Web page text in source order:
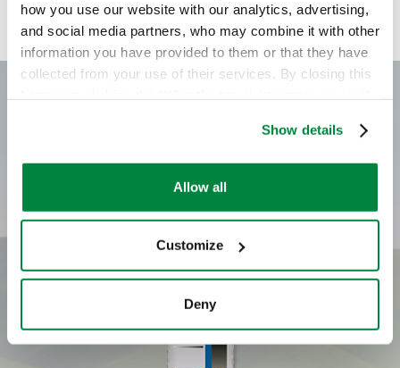
how you use our website with our analytics, advertising,
and social media partners, who may combine it with other
information you have provided to them or that they have
collected from your use of their services. By closing this
cookies or other strictly necessary tracking tools. For
more information, to manage your preferences, or to
exercise your rights under applicable privacy laws,
Show details
Allow all
Customize
Deny
Arbóreos
Cultivos extensivos
Fresal
Fresón
Hortícolas de hoja y de flor
Hortícolas de raíz, bulbo y tubérculo
Seleccionar adversidad o tratamiento;